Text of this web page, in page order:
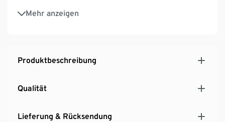
Mehr anzeigen
30 Liter Volumen bieten Platz für große Pizzen oder
runde Backformen bis 30 cm Durchmesser
zusätzlichen Bedienkomfort
Einschubebenen
Produktbeschreibung
Qualität
Lieferung & Rücksendung